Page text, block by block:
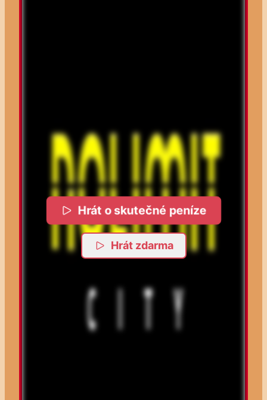
Hrát o skutečné peníze
Hrát zdarma